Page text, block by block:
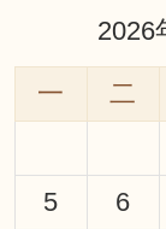
2026
一 二
5
6